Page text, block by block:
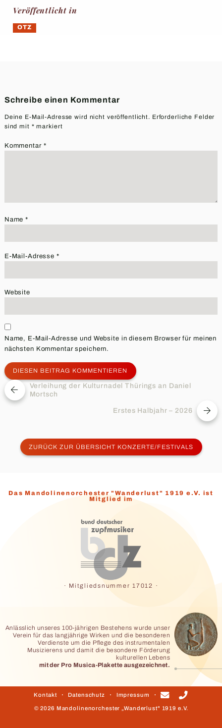
Veröffentlicht in
OTZ
Schreibe einen Kommentar
Deine E-Mail-Adresse wird nicht veröffentlicht. Erforderliche Felder
sind mit * markiert
Kommentar *
Name*
E-Mail-Adresse *
Website
Name, E-Mail-Adresse und Website in diesem Browser für meinen
nächsten Kommentar speichern.
Beitragsnavigation
vorheriger
Beitrag:
Verleihung der Kulturnadel Thürings an Daniel
Mortsch
Erstes Halbjahr – 2026
ZURÜCK ZUR ÜBERSICHT KONZERTE/FESTIVALS
Das Mandolinenorchester "Wanderlust" 1919 e.V. ist
Mitglied im
· Mitgliedsnummer 17012 ·
Anlässlich unseres 100-jährigen Bestehens wurde unser
Verein für das langjährige Wirken und die besonderen
Verdienste um die Pflege des instrumentalen
Musizierens und damit die besondere Förderung
kulturellen Lebens
mit der Pro Musica-Plakette ausgezeichnet.
© 2026 Mandolinenorchester „Wanderlust" 1919 e.V.
Kontakt Datenschutz Impressum